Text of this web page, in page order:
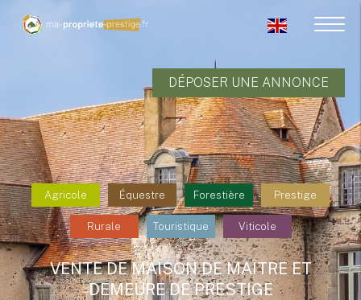
DÉPOSER UNE ANNONCE
Agricole Équestre Forestière Prestige
Rurale Touristique Viticole
VENTE DE MAISON DE MAÎTRE ET
DEMEURE DE PRESTIGE